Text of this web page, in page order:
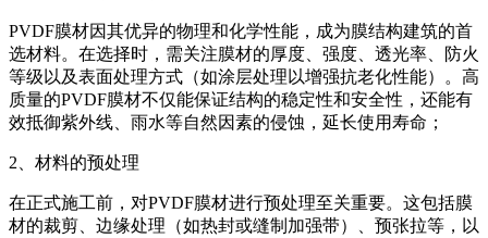
PVDF膜材因其优异的物理和化学性能，成为膜结构建筑的首
选材料。在选择时，需关注膜材的厚度、强度、透光率、防火
等级以及表面处理方式（如涂层处理以增强抗老化性能）。高
质量的PVDF膜材不仅能保证结构的稳定性和安全性，还能有
效抵御紫外线、雨水等自然因素的侵蚀，延长使用寿命；
2、材料的预处理
在正式施工前，对PVDF膜材进行预处理至关重要。这包括膜
材的裁剪、边缘处理（如热封或缝制加强带）、预张拉等，以